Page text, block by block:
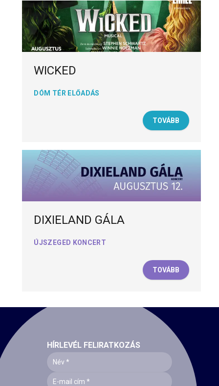
WICKED
DÓM TÉR ELŐADÁS
TOVÁBB
DIXIELAND GÁLA
ÚJSZEGED KONCERT
TOVÁBB
HÍRLEVÉL FELIRATKOZÁS